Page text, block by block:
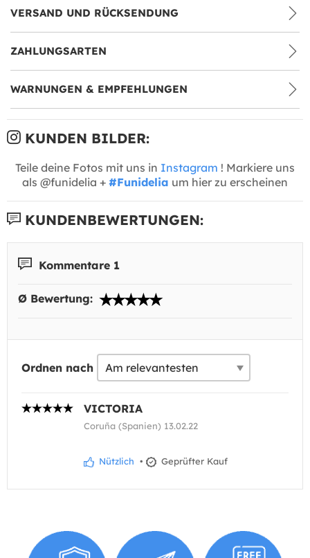
VERSAND UND RÜCKSENDUNG
ZAHLUNGSARTEN
WARNUNGEN & EMPFEHLUNGEN
KUNDEN BILDER:
Teile deine Fotos mit uns in Instagram ! Markiere uns
als @funidelia + #Funidelia um hier zu erscheinen
KUNDENBEWERTUNGEN:
Kommentare 1
Ø Bewertung:
Ordnen nach
VICTORIA
Coruña (Spanien) 13.02.22
Nützlich • Geprüfter Kauf